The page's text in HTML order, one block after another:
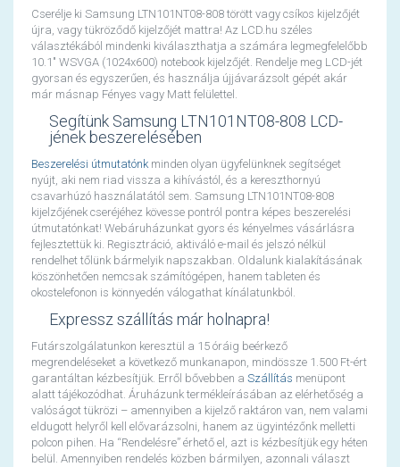
Cserélje ki Samsung LTN101NT08-808 törött vagy csíkos kijelzőjét
újra, vagy tükröződő kijelzőjét mattra! Az LCD.hu széles
választékából mindenki kiválaszthatja a számára legmegfelelőbb
10.1" WSVGA (1024x600) notebook kijelzőjét. Rendelje meg LCD-jét
gyorsan és egyszerűen, és használja újjávarázsolt gépét akár
már másnap Fényes vagy Matt felülettel.
Segítünk Samsung LTN101NT08-808 LCD-
jének beszerelésében
Beszerelési útmutatónkminden olyan ügyfelünknek segítséget
nyújt, aki nem riad vissza a kihívástól, és a kereszthornyú
csavarhúzó használatától sem. Samsung LTN101NT08-808
kijelzőjének cseréjéhez kövesse pontról pontra képes beszerelési
útmutatónkat! Webáruházunkat gyors és kényelmes vásárlásra
fejlesztettük ki. Regisztráció, aktiváló e-mail és jelszó nélkül
rendelhet tőlünk bármelyik napszakban. Oldalunk kialakításának
köszönhetően nemcsak számítógépen, hanem tableten és
okostelefonon is könnyedén válogathat kínálatunkból.
Expressz szállítás már holnapra!
Futárszolgálatunkon keresztül a 15 óráig beérkező
megrendeléseket a következő munkanapon, mindössze 1.500 Ft-ért
garantáltan kézbesítjük. Erről bővebben a Szállítás menüpont
alatt tájékozódhat. Áruházunk termékleírásában az elérhetőség a
valóságot tükrözi – amennyiben a kijelző raktáron van, nem valami
eldugott helyről kell elővarázsolni, hanem az ügyintézőnk melletti
polcon pihen. Ha “Rendelésre” érhető el, azt is kézbesítjük egy héten
belül. Amennyiben rendelés közben bármilyen, azonnali választ